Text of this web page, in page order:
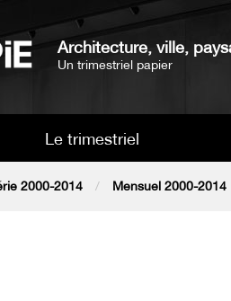
Architecture, ville,
Un trimestriel papier
Le trimestriel
2000-2014 Mensuel 2000-2014